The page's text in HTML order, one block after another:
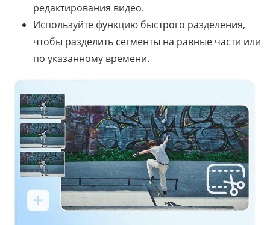
редактирования видео.
Используйте функцию быстрого разделения,
чтобы разделить сегменты на равные части или
по указанному времени.